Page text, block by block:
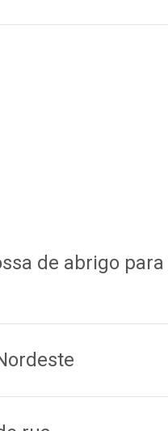
de abrigo para